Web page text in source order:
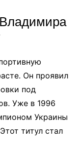
Он проявил
под
Уже в 1996
Украины
титул стал